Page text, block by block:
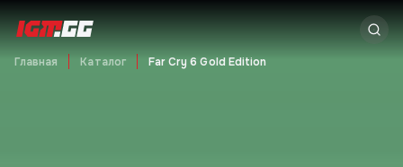
Главная Каталог Far Cry 6 Gold Edition